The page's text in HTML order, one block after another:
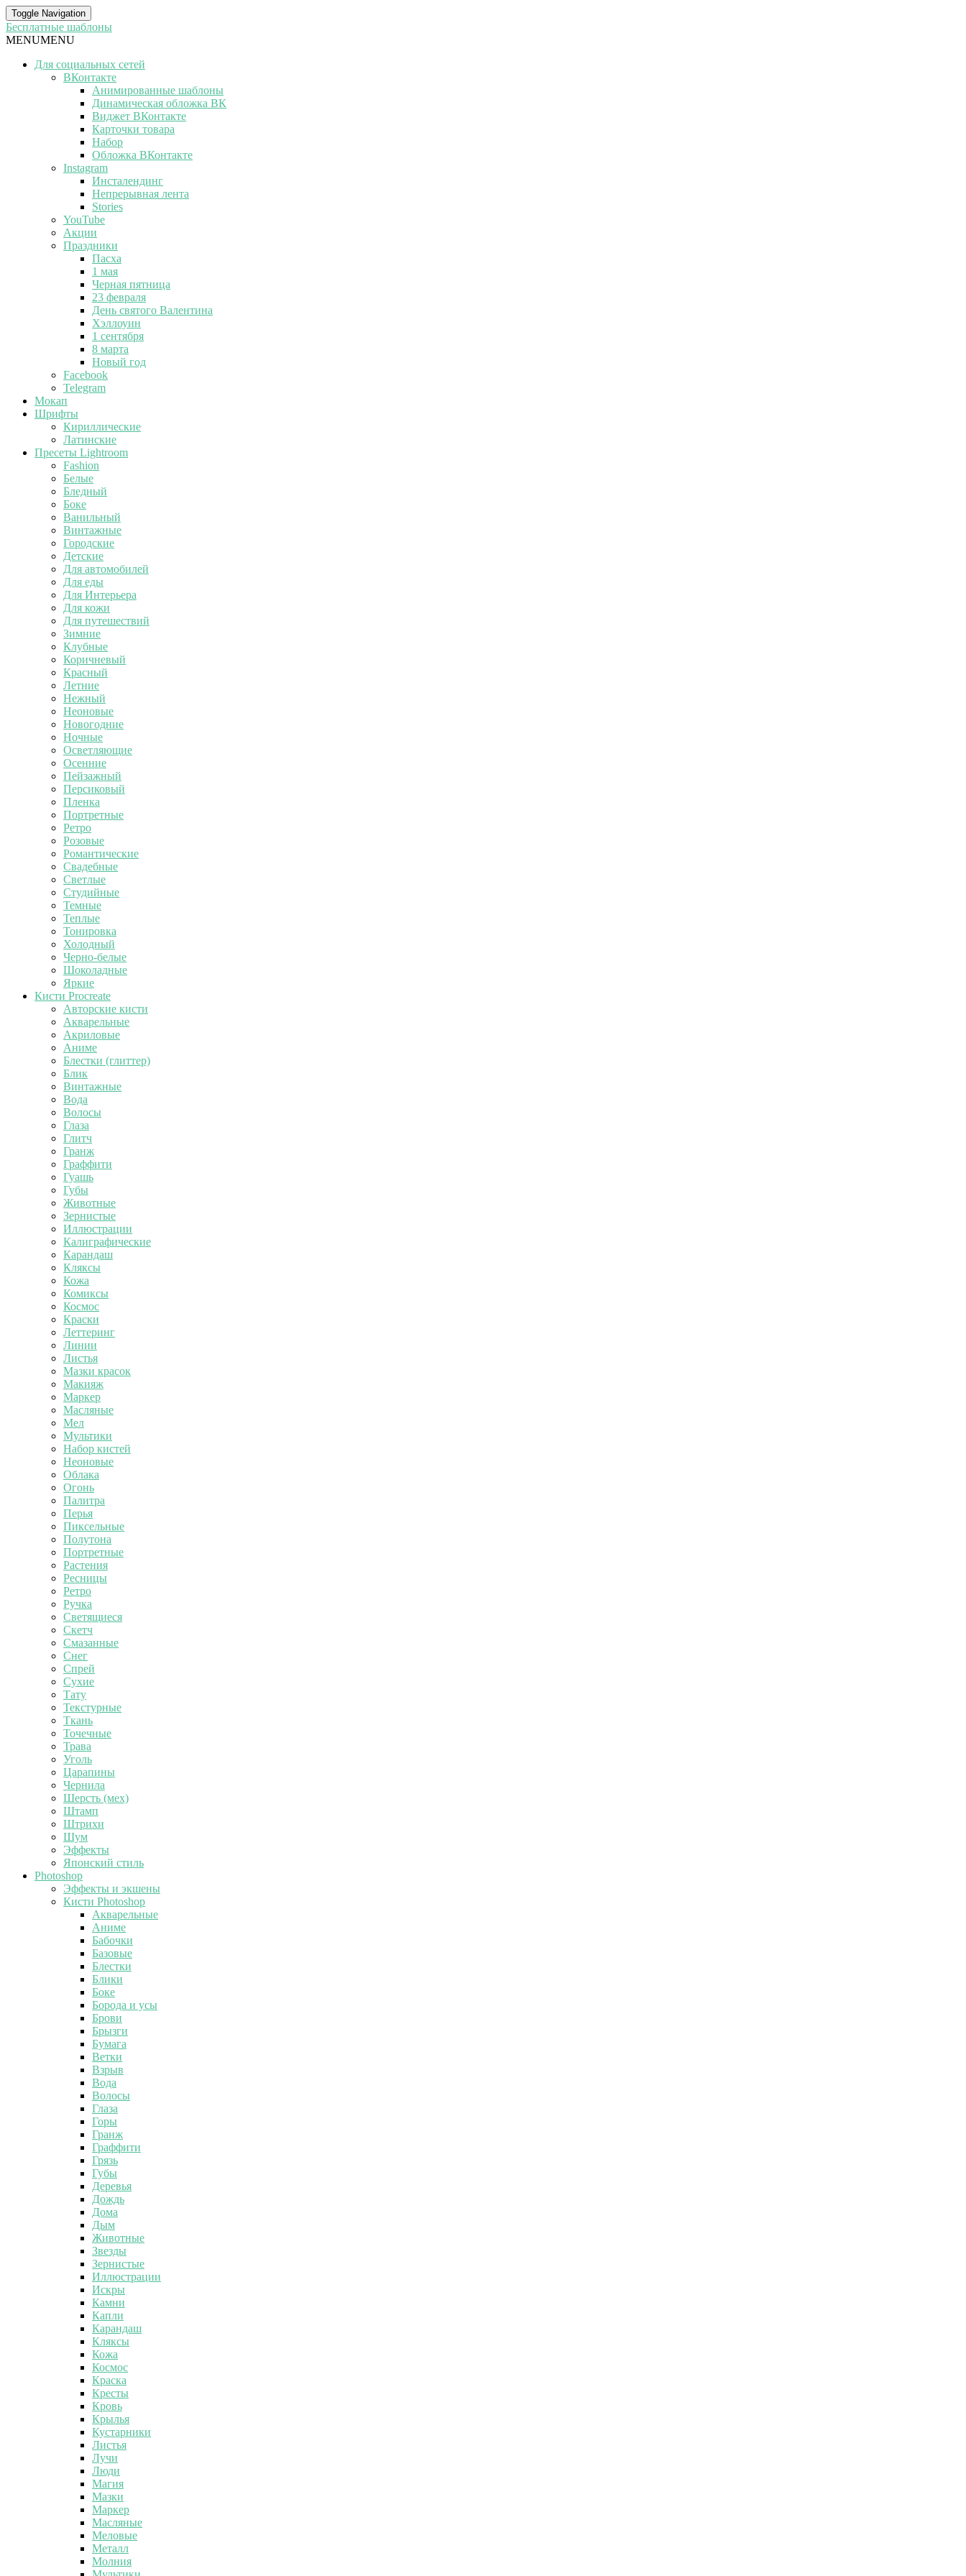
Toggle Navigation
Бесплатные шаблоны
MENUMENU
Для социальных сетей
ВКонтакте
Анимированные шаблоны
Динамическая обложка ВК
Виджет ВКонтакте
Карточки товара
Набор
Обложка ВКонтакте
Instagram
Инсталендинг
Непрерывная лента
Stories
YouTube
Акции
Праздники
Пасха
1 мая
Черная пятница
23 февраля
День святого Валентина
Хэллоуин
1 сентября
8 марта
Новый год
Facebook
Telegram
Мокап
Шрифты
Кириллические
Латинские
Пресеты Lightroom
Fashion
Белые
Бледный
Боке
Ванильный
Винтажные
Городские
Детские
Для автомобилей
Для еды
Для Интерьера
Для кожи
Для путешествий
Зимние
Клубные
Коричневый
Красный
Летние
Нежный
Неоновые
Новогодние
Ночные
Осветляющие
Осенние
Пейзажный
Персиковый
Пленка
Портретные
Ретро
Розовые
Романтические
Свадебные
Светлые
Студийные
Темные
Теплые
Тонировка
Холодный
Черно-белые
Шоколадные
Яркие
Кисти Procreate
Авторские кисти
Акварельные
Акриловые
Аниме
Блестки (глиттер)
Блик
Винтажные
Вода
Волосы
Глаза
Глитч
Гранж
Граффити
Гуашь
Губы
Животные
Зернистые
Иллюстрации
Калиграфические
Карандаш
Кляксы
Кожа
Комиксы
Космос
Краски
Леттеринг
Линии
Листья
Мазки красок
Макияж
Маркер
Масляные
Мел
Мультики
Набор кистей
Неоновые
Облака
Огонь
Палитра
Перья
Пиксельные
Полутона
Портретные
Растения
Ресницы
Ретро
Ручка
Светящиеся
Скетч
Смазанные
Снег
Спрей
Сухие
Тату
Текстурные
Ткань
Точечные
Трава
Уголь
Царапины
Чернила
Шерсть (мех)
Штамп
Штрихи
Шум
Эффекты
Японский стиль
Photoshop
Эффекты и экшены
Кисти Photoshop
Акварельные
Аниме
Бабочки
Базовые
Блестки
Блики
Боке
Борода и усы
Брови
Брызги
Бумага
Ветки
Взрыв
Вода
Волосы
Глаза
Горы
Гранж
Граффити
Грязь
Губы
Деревья
Дождь
Дома
Дым
Животные
Звезды
Зернистые
Иллюстрации
Искры
Камни
Капли
Карандаш
Кляксы
Кожа
Космос
Краска
Кресты
Кровь
Крылья
Кустарники
Листья
Лучи
Люди
Магия
Мазки
Маркер
Масляные
Меловые
Металл
Молния